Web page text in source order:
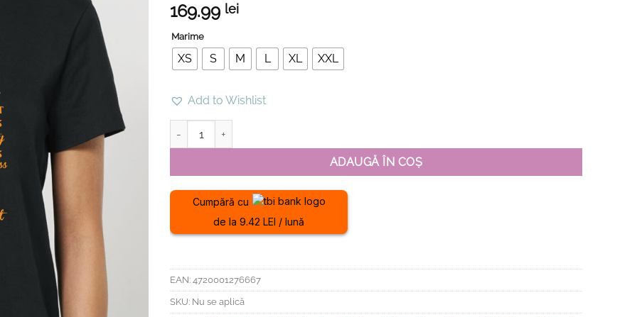
169.99 lei
Marime
XS S M L XL XXL
Add to Wishlist
ADAUGĂ ÎN COȘ
Cumpără cu
de la 9.42 LEI / lună
EAN: 4720001276667
SKU: Nu se aplică